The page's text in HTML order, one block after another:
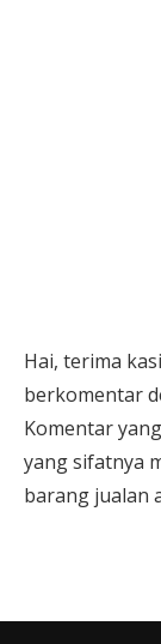
Hai, terima
berkomentar
Komentar
yang sifatnya
barang jualan